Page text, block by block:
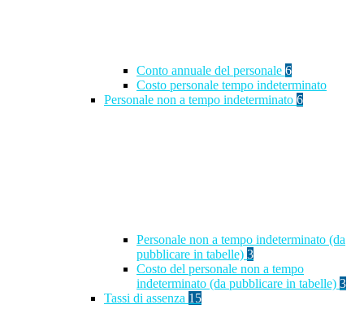
Conto annuale del personale 6
Costo personale tempo indeterminato
Personale non a tempo indeterminato 6
Personale non a tempo indeterminato (da
pubblicare in tabelle) 3
Costo del personale non a tempo
indeterminato (da pubblicare in tabelle) 3
Tassi di assenza 15